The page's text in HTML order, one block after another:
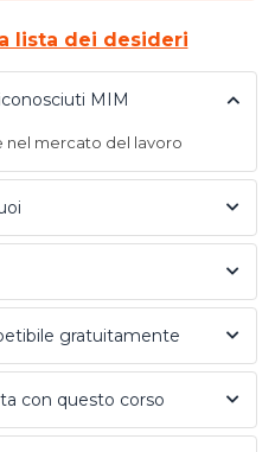
lista dei desideri
MIM
mercato del lavoro
gratuitamente
con questo corso